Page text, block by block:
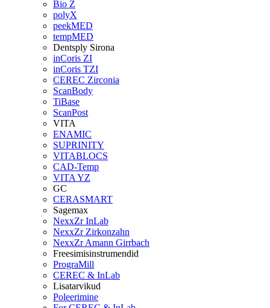
Bio Z
polyX
peekMED
tempMED
Dentsply Sirona
inCoris ZI
inCoris TZI
CEREC Zirconia
ScanBody
TiBase
ScanPost
VITA
ENAMIC
SUPRINITY
VITABLOCS
CAD-Temp
VITA YZ
GC
CERASMART
Sagemax
NexxZr InLab
NexxZr Zirkonzahn
NexxZr Amann Girrbach
Freesimisinstrumendid
PrograMill
CEREC & InLab
Lisatarvikud
Poleerimine